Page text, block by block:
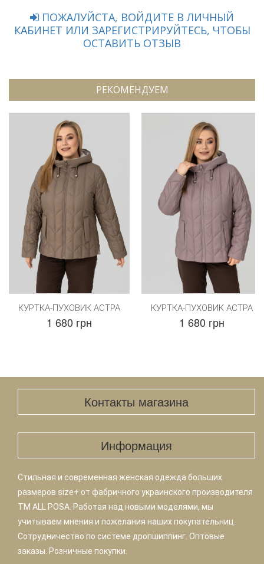
ПОЖАЛУЙСТА, ВОЙДИТЕ В ЛИЧНЫЙ
КАБИНЕТ ИЛИ ЗАРЕГИСТРИРУЙТЕСЬ, ЧТОБЫ
ОСТАВИТЬ ОТЗЫВ
РЕКОМЕНДУЕМ
КУРТКА-ПУХОВИК АСТРА
1 680 грн
КУРТКА-ПУХОВИК АСТРА
1 680 грн
Контакты магазина
Информация
Стильная и современная женская одежда больших
размеров size+ от фабричного украинского производителя
TM ALL POSA. Работая над новыми моделями, мы
учитываем мнения и пожелания наших покупательниц.
Сотрудничество по системе дропшиппинг. Оптовые
заказы. Розничные покупки.